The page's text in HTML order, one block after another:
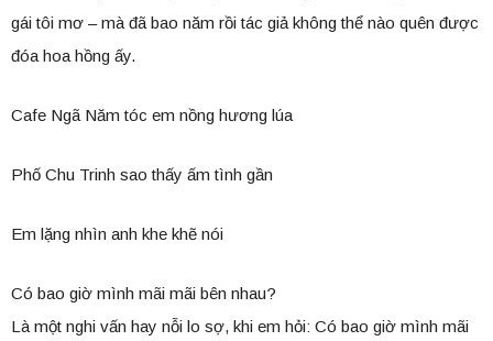
gái tôi mơ – mà đã bao năm rồi tác giả không thể nào quên được
đóa hoa hồng ấy.
Cafe Ngã Năm tóc em nồng hương lúa
Phố Chu Trinh sao thấy ấm tình gần
Em lặng nhìn anh khe khẽ nói
Có bao giờ mình mãi mãi bên nhau?
Là một nghi vấn hay nỗi lo sợ, khi em hỏi: Có bao giờ mình mãi